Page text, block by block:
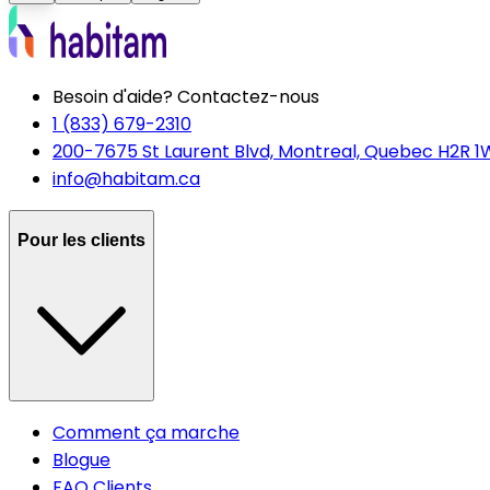
Besoin d'aide? Contactez-nous
1 (833) 679-2310
200-7675 St Laurent Blvd, Montreal, Quebec H2R
info@habitam.ca
Pour les clients
Comment ça marche
Blogue